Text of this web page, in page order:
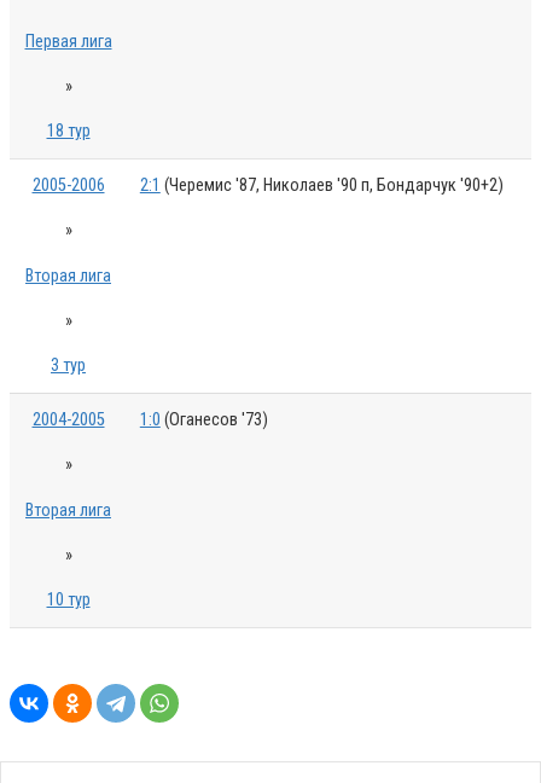
Первая лига
»
18 тур
2005-2006
»
Вторая лига
»
3 тур
2:1 (Черемис '87, Николаев '90 п, Бондарчук '90+2)
2004-2005
»
Вторая лига
»
10 тур
1:0 (Оганесов '73)